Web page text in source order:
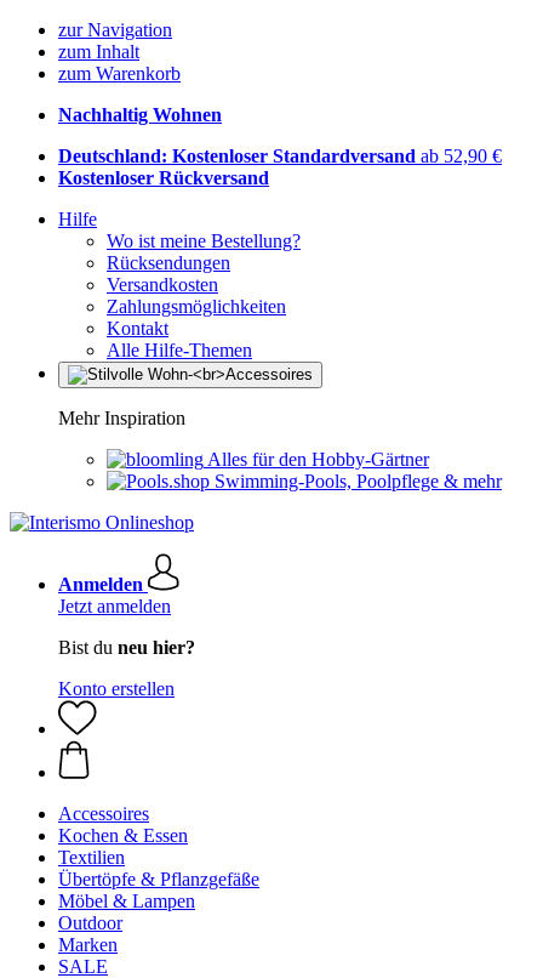
zur Navigation
zum Inhalt
zum Warenkorb
Nachhaltig Wohnen
Deutschland: Kostenloser Standardversand ab 52,90 €
Kostenloser Rückversand
Hilfe
Wo ist meine Bestellung?
Rücksendungen
Versandkosten
Zahlungsmöglichkeiten
Kontakt
Alle Hilfe-Themen
Mehr Inspiration
Alles für den Hobby-Gärtner
Swimming-Pools, Poolpflege & mehr
Anmelden
Jetzt anmelden
Bist du neu hier?
Konto erstellen
Accessoires
Kochen & Essen
Textilien
Übertöpfe & Pflanzgefäße
Möbel & Lampen
Outdoor
Marken
SALE